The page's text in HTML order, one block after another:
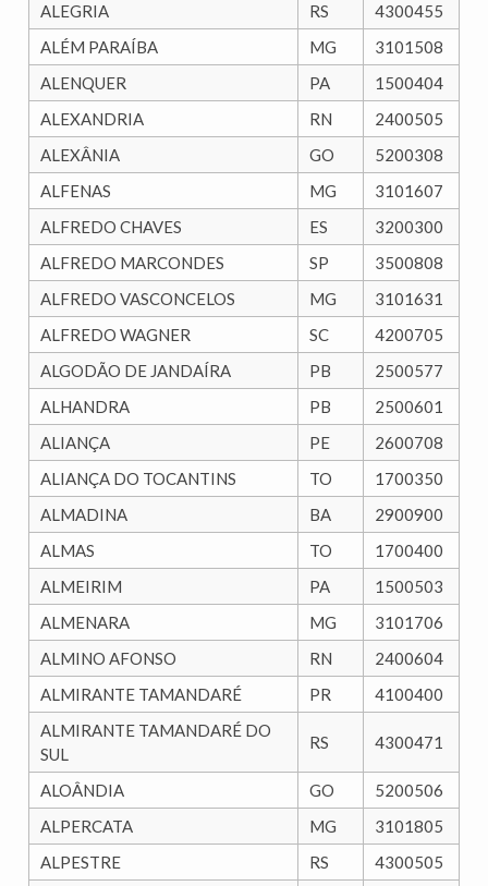
ALEGRIA
RS
4300455
ALÉM PARAÍBA
MG
3101508
ALENQUER
PA
1500404
ALEXANDRIA
RN
2400505
ALEXÂNIA
GO
5200308
ALFENAS
MG
3101607
ALFREDO CHAVES
ES
3200300
ALFREDO MARCONDES
SP
3500808
ALFREDO VASCONCELOS
MG
3101631
ALFREDO WAGNER
SC
4200705
ALGODÃO DE JANDAÍRA
PB
2500577
ALHANDRA
PB
2500601
ALIANÇA
PE
2600708
ALIANÇA DO TOCANTINS
TO
1700350
ALMADINA
BA
2900900
ALMAS
TO
1700400
ALMEIRIM
PA
1500503
ALMENARA
MG
3101706
ALMINO AFONSO
RN
2400604
ALMIRANTE TAMANDARÉ
PR
4100400
ALMIRANTE TAMANDARÉ DO
SUL
RS 4300471
ALOÂNDIA GO
5200506
ALPERCATA
MG
3101805
ALPESTRE
RS
4300505